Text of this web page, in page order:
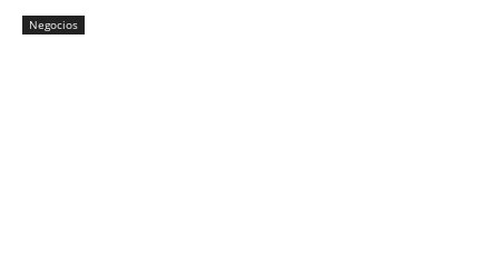
Negocios